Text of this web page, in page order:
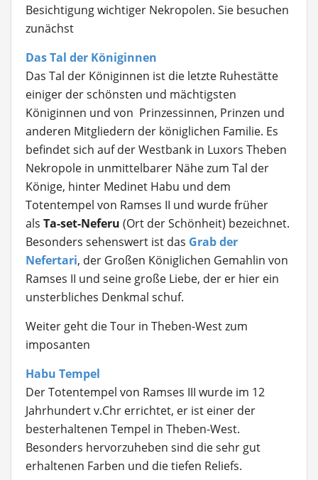
Besichtigung wichtiger Nekropolen. Sie besuchen
zunächst
Das Tal der Königinnen
Das Tal der Königinnen ist die letzte Ruhestätte
einiger der schönsten und mächtigsten
Königinnen und von Prinzessinnen, Prinzen und
anderen Mitgliedern der königlichen Familie. Es
befindet sich auf der Westbank in Luxors Theben
Nekropole in unmittelbarer Nähe zum Tal der
Könige, hinter Medinet Habu und dem
Totentempel von Ramses II und wurde früher
als Ta-set-Neferu (Ort der Schönheit) bezeichnet.
Besonders sehenswert ist das Grab der
Nefertari, der Großen Königlichen Gemahlin von
Ramses II und seine große Liebe, der er hier ein
unsterbliches Denkmal schuf.
Weiter geht die Tour in Theben-West zum
imposanten
Habu Tempel
Der Totentempel von Ramses III wurde im 12
Jahrhundert v.Chr errichtet, er ist einer der
besterhaltenen Tempel in Theben-West.
Besonders hervorzuheben sind die sehr gut
erhaltenen Farben und die tiefen Reliefs.